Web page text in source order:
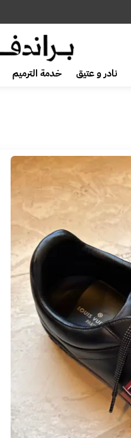
نادر و عتيق خدمة الترميم